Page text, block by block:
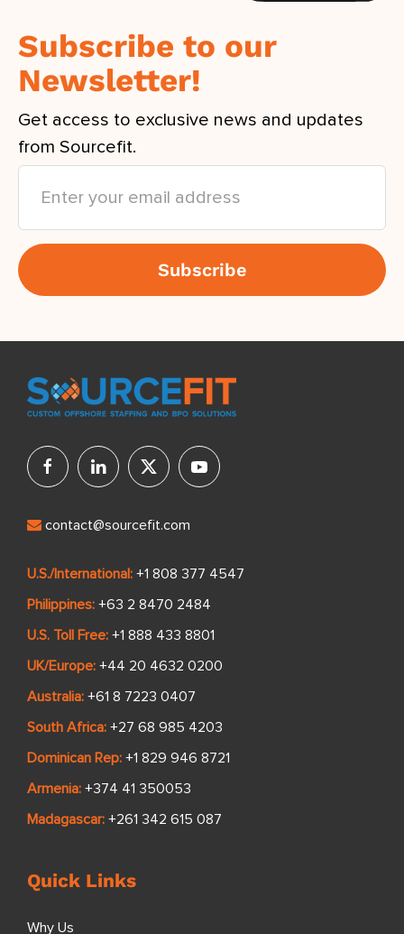
Subscribe to our
Newsletter!
Get access to exclusive news and updates
from Sourcefit.
contact@sourcefit.com
U.S./International: +1 808 377 4547
Philippines: +63 2 8470 2484
U.S. Toll Free: +1 888 433 8801
UK/Europe: +44 20 4632 0200
Australia: +61 8 7223 0407
South Africa: +27 68 985 4203
Dominican Rep: +1 829 946 8721
Armenia: +374 41 350053
Madagascar: +261 342 615 087
Quick Links
Why Us